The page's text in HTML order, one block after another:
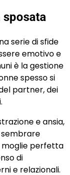
sposata
serie di sfide
emotivo e
è la gestione
spesso si
partner, dei
e ansia,
moglie perfetta
di
e relazionali.